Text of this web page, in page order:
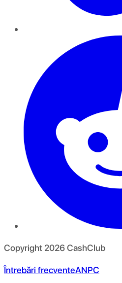
Copyright 2026CashClub
Întrebări frecventeANPC